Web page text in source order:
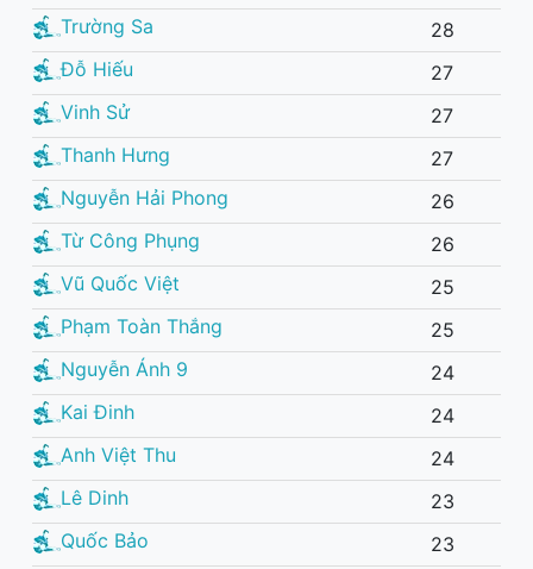
Trường Sa
28
Đỗ Hiếu
27
Vinh Sử
27
Thanh Hưng
27
Nguyễn Hải Phong
26
Từ Công Phụng
26
Vũ Quốc Việt
25
Phạm Toàn Thắng
25
Nguyễn Ánh 9
24
Kai Đinh
24
Anh Việt Thu
24
Lê Dinh
23
Quốc Bảo
23